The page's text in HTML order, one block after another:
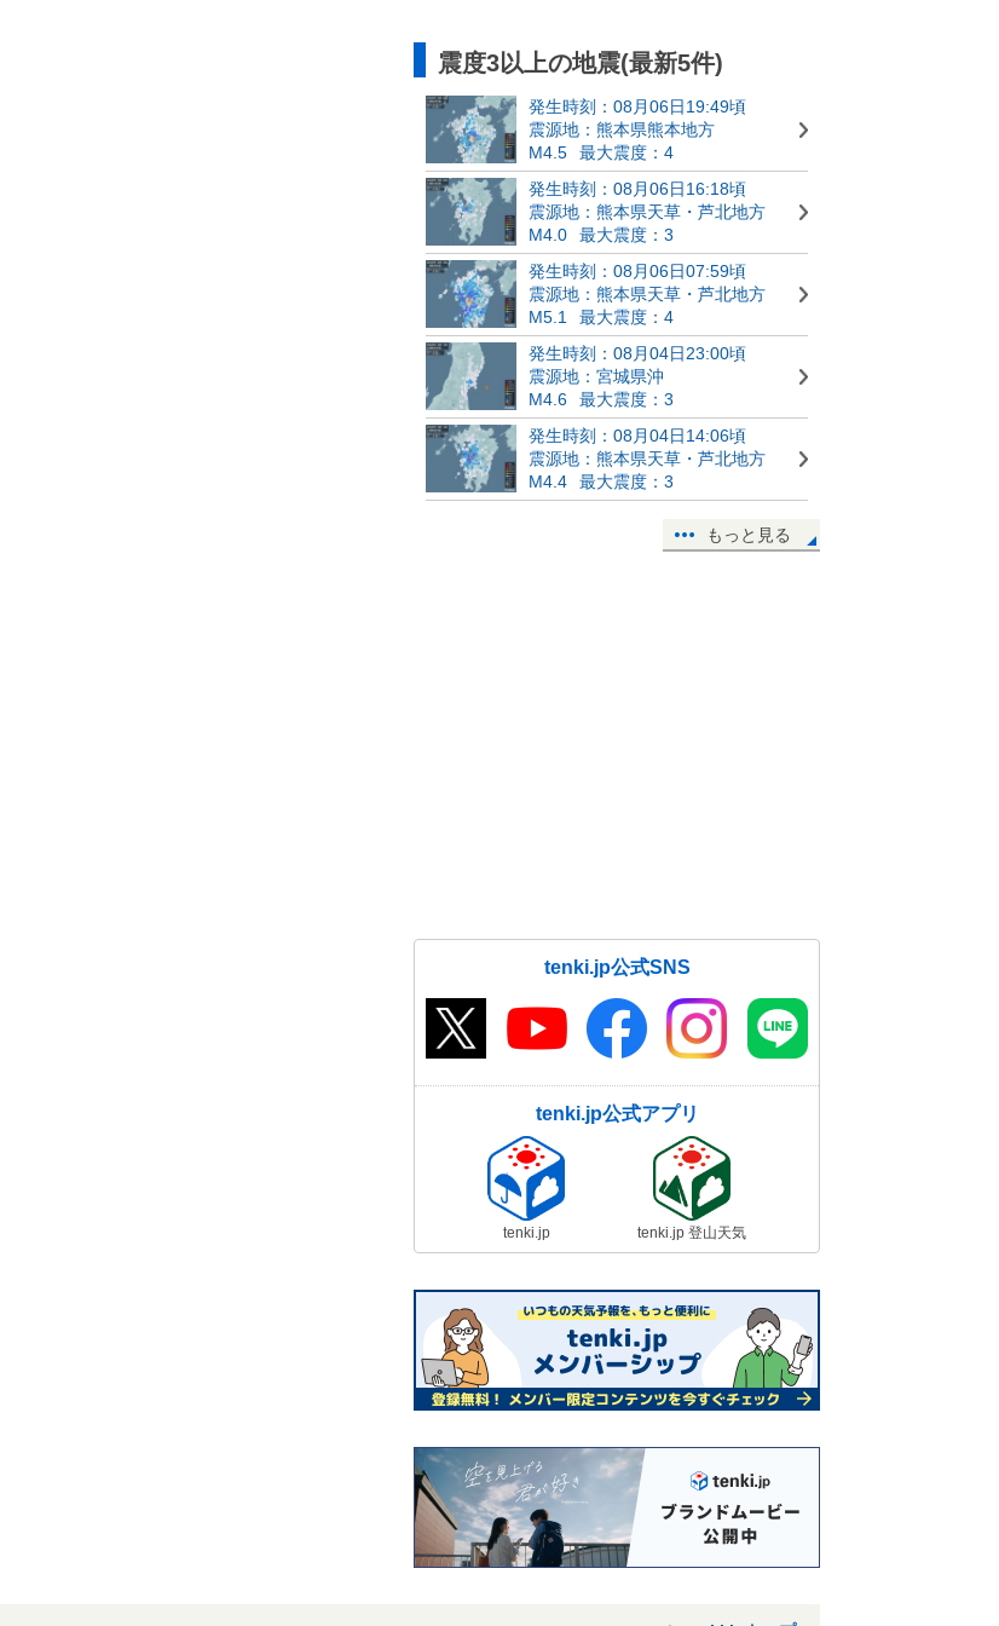
震度3以上の地震(最新5件)
発生時刻：08月06日19:49頃
震源地：熊本県熊本地方
M4.5
最大震度：4
発生時刻：08月06日16:18頃
震源地：熊本県天草・芦北地方
M4.0
最大震度：3
発生時刻：08月06日07:59頃
震源地：熊本県天草・芦北地方
M5.1
最大震度：4
発生時刻：08月04日23:00頃
震源地：宮城県沖
M4.6
最大震度：3
発生時刻：08月04日14:06頃
震源地：熊本県天草・芦北地方
M4.4
最大震度：3
もっと見る
tenki.jp公式SNS
tenki.jp公式アプリ
tenki.jp tenki.jp 登山天気